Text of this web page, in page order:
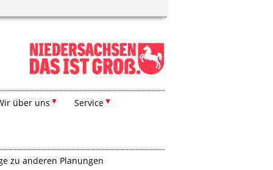
über uns Service
zu anderen Planungen